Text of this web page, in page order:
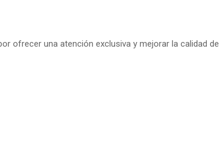
ofrecer una atención exclusiva y mejorar la calidad de